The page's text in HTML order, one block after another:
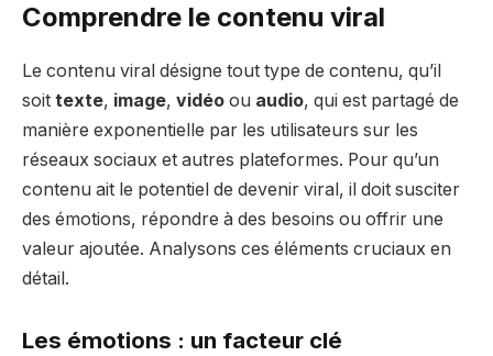
Comprendre le contenu viral
Le contenu viral désigne tout type de contenu, qu’il
soit texte, image, vidéo ou audio, qui est partagé de
manière exponentielle par les utilisateurs sur les
réseaux sociaux et autres plateformes. Pour qu’un
contenu ait le potentiel de devenir viral, il doit susciter
des émotions, répondre à des besoins ou offrir une
valeur ajoutée. Analysons ces éléments cruciaux en
détail.
Les émotions : un facteur clé